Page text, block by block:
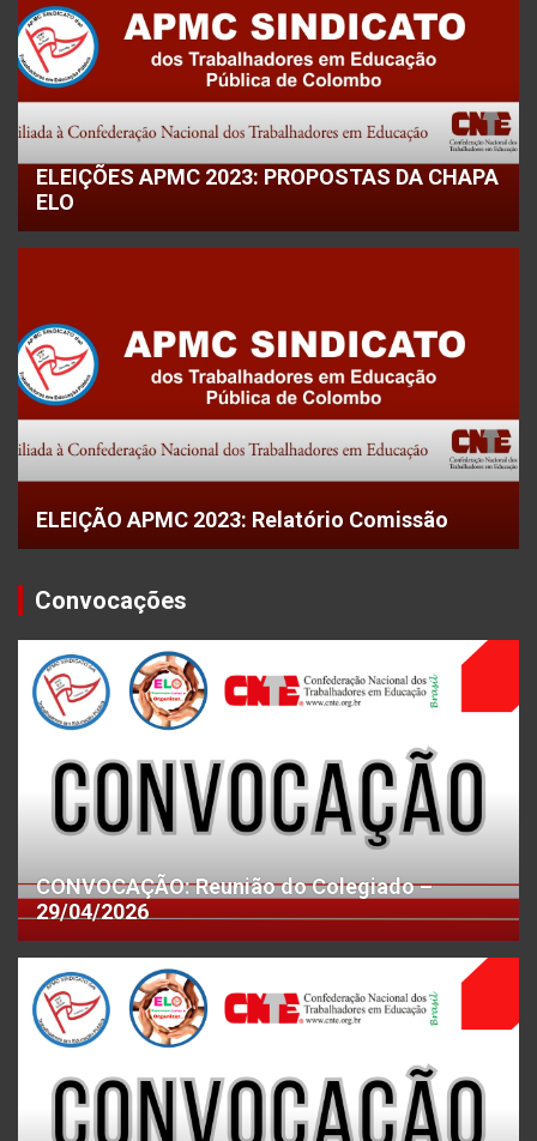
ELEIÇÕES APMC 2023: PROPOSTAS DA CHAPA
ELO
ELEIÇÃO APMC 2023: Relatório Comissão
Convocações
CONVOCAÇÃO: Reunião do Colegiado –
29/04/2026